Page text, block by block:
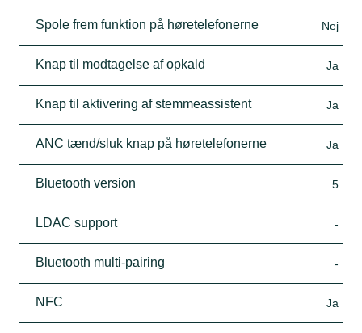
Spole frem funktion på høretelefonerne Nej
Knap til modtagelse af opkald Ja
Knap til aktivering af stemmeassistent Ja
ANC tænd/sluk knap på høretelefonerne Ja
Bluetooth version 5
LDAC support -
Bluetooth multi-pairing -
NFC Ja